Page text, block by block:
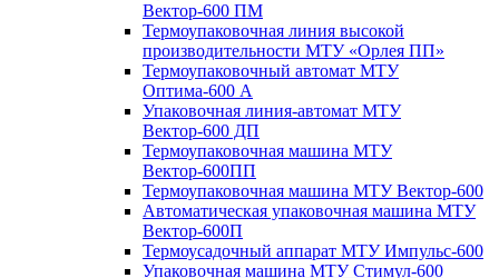
Вектор-600 ПМ
Термоупаковочная линия высокой
производительности МТУ «Орлея ПП»
Термоупаковочный автомат МТУ
Оптима-600 А
Упаковочная линия-автомат МТУ
Вектор-600 ДП
Термоупаковочная машина МТУ
Вектор-600ПП
Термоупаковочная машина МТУ Вектор-600
Автоматическая упаковочная машина МТУ
Вектор-600П
Термоусадочный аппарат МТУ Импульс-600
Упаковочная машина МТУ Стимул-600